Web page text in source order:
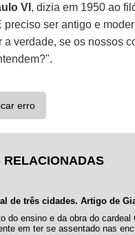
VI , dizia em 1950 ao
preciso ser antigo e
a verdade, se os nossos
erro
RELACIONADAS
de três cidades. Artigo de
do ensino e da obra do cardeal
em ter se assentado nas